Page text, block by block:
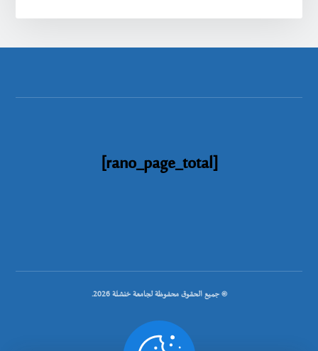
[rano_page_total]
© جميع الحقوق محفوظة لجامعة خنشلة 2026.
.